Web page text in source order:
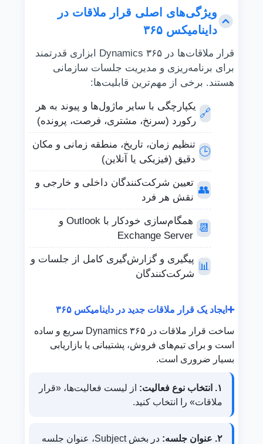
ویژگی‌های اصلی قرار ملاقات در
داینامیکس ۳۶۵
قرار ملاقات‌ها در Dynamics ۳۶۵ ابزاری قدرتمند
برای برنامه‌ریزی و مدیریت جلسات سازمانی
هستند. برخی از مهم‌ترین قابلیت‌ها:
🔗
یکپارچگی با سایر ماژول‌ها و پیوند به هر
رکورد (سرنخ، مشتری، فرصت، پرونده)
🕒
تنظیم زمان، تاریخ، منطقه زمانی و مکان
دقیق (فیزیکی یا آنلاین)
👥
تعیین شرکت‌کنندگان داخلی و خارجی و
نقش هر فرد
📆
همگام‌سازی خودکار با Outlook و
Exchange Server
📊
پیگیری و گزارش‌گیری کامل از جلسات و
شرکت‌کنندگان
➕ ایجاد یک قرار ملاقات جدید در داینامیکس ۳۶۵
ساخت قرار ملاقات در Dynamics ۳۶۵ سریع و ساده
است و برای تیم‌های فروش، پشتیبانی یا بازاریابی
بسیار ضروری است.
۱. انتخاب نوع فعالیت:
از لیست فعالیت‌ها، «قرار
ملاقات» را انتخاب کنید.
۲. عنوان جلسه:
در بخش Subject، عنوان جلسه